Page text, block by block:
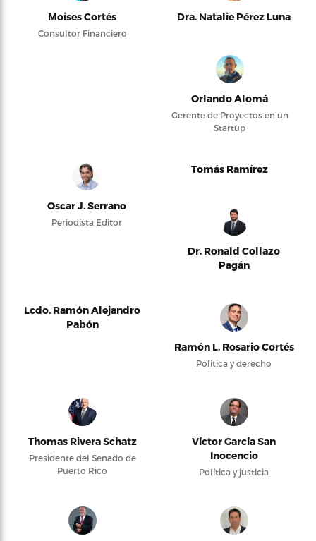
Moises Cortés
Consultor Financiero
Dra. Natalie Pérez Luna
Orlando Alomá
Gerente de Proyectos en un
Startup
Oscar J. Serrano
Periodista Editor
Tomás Ramírez
Dr. Ronald Collazo
Pagán
Lcdo. Ramón Alejandro
Pabón
Ramón L. Rosario Cortés
Política y derecho
Thomas Rivera Schatz
Presidente del Senado de
Puerto Rico
Víctor García San
Inocencio
Política y justicia